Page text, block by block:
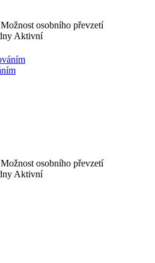
Možnost osobního převzetí
Aktivní
Možnost osobního převzetí
Aktivní